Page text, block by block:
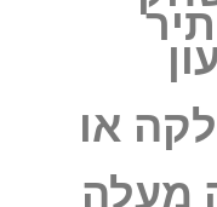
או
מעלה